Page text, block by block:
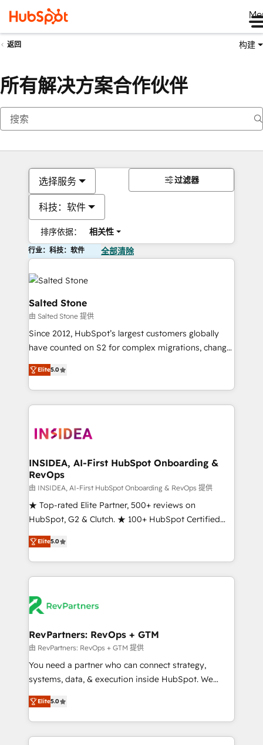
返回 构建
所有解决方案合作伙伴
选择服务
科技：软件
排序依据： 相关性
过滤器
行业：科技：软件 全部清除
Salted Stone
由 Salted Stone 提供
Since 2012, HubSpot’s largest customers globally
have counted on S2 for complex migrations, change
management, systems integration, and creative
solutions that deliver measurable impact and
transform brand experiences As one of the few full-
service creative agencies in the HubSpot
winning design to build scalable, globally
marketing campaigns, & RevOps frameworks that
fuel long-term success We connect the entire
customer lifecycle through seamless integrations,
ensure long-term adoption with change-
management programs, and align marketing, sales,
HubSpot accreditations and experience across
hundreds of organizations in dozens of industries,
explore whether S2 is the partner you’ve been
looking for...and get your next big initiative moving!
Elite5.0
INSIDEA, AI-First HubSpot Onboarding &
RevOps
由 INSIDEA, AI-First HubSpot Onboarding & RevOps 提供
★ Top-rated Elite Partner, 500+ reviews on
HubSpot, G2 & Clutch. ★ 100+ HubSpot Certified
Experts & Trainers across the team ★ 1,500+
implementations across five continents ★ AI-First,
RevOps-led, Onboarding obsessed ★ Company of
the Year 2024/25 INSIDEA helps growing companies
your team, migrate your data, and build AI-powered
your time zone. What we do ➤ Onboarding: Live in
weeks, with workflows built around your business,
not a template. ➤ Migration: Move from any legacy
CRM. Zero downtime, full data integrity. ➤
revenue process. Sales, marketing, and service wired
together. ➤ AI and Integrations: Layer Breeze AI,
Elite5.0
RevPartners: RevOps + GTM
由 RevPartners: RevOps + GTM 提供
You need a partner who can connect strategy,
systems, data, & execution inside HubSpot. We
bridge the gap where most agencies fall short by
combining GTM strategy with technical execution to
solve the right problem with the right solution. As the
only firm in the world to hold Elite Partner
Elite5.0